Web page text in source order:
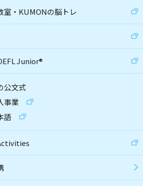
室・KUMONの脳トレ
Junior®
公文式
事業
語